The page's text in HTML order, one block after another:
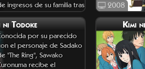
ingresos de su familia tras
fallecimiento
2008
ni Todoke
por su parecido
el personaje de Sadako
"The Ring", Sawako
recibe el
Kimi